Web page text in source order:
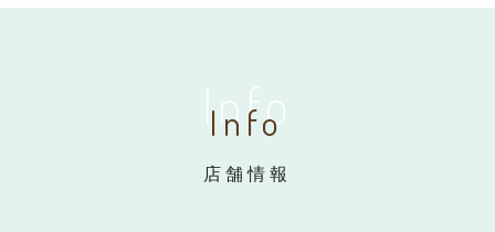
Info
Info
店舗情報